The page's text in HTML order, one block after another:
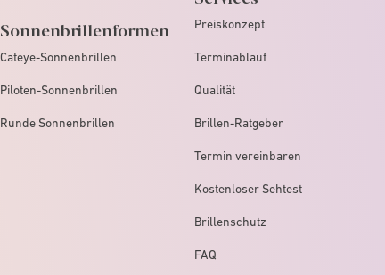
Sonnenbrillenformen
Cateye-Sonnenbrillen
Piloten-Sonnenbrillen
Runde Sonnenbrillen
Preiskonzept
Terminablauf
Qualität
Brillen-Ratgeber
Termin vereinbaren
Kostenloser Sehtest
Brillenschutz
FAQ